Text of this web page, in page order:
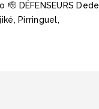
DÉFENSEURS Dede
Pirringuel,